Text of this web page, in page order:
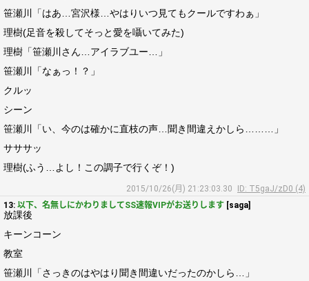
笹瀬川「はあ…宮沢様…やはりいつ見てもクールですわぁ」
理樹(足音を殺してそっと愛を囁いてみた)
理樹「笹瀬川さん…アイラブユー…」
笹瀬川「なぁっ！？」
クルッ
シーン
笹瀬川「い、今のは確かに直枝の声…聞き間違えかしら………」
サササッ
理樹(ふう…よし！この調子で行くぞ！)
2015/10/26(月) 21:23:03.30
ID: T5gaJ/zD0 (4)
13: 以下、名無しにかわりましてSS速報VIPがお送りします [saga]
放課後
キーンコーン
教室
笹瀬川「さっきのはやはり聞き間違いだったのかしら…」